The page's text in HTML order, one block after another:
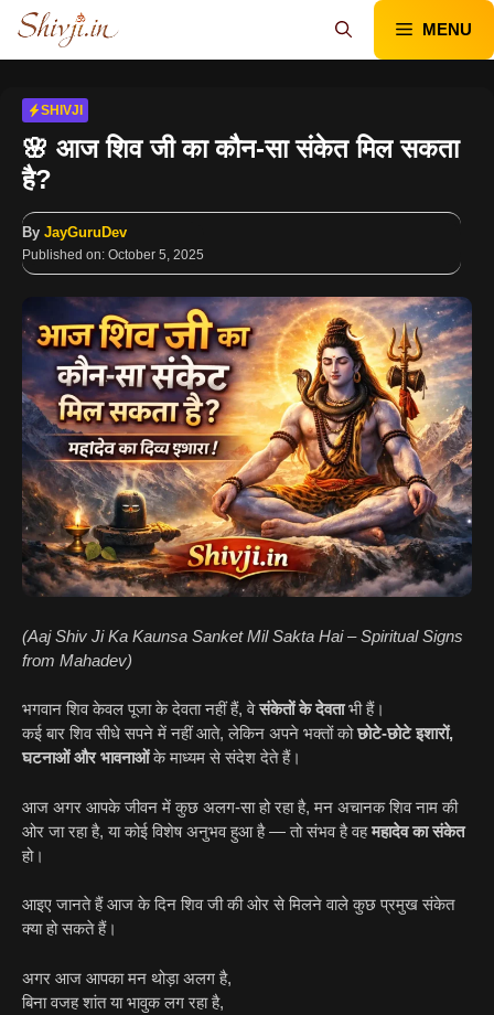
Skip
content
MENU
SHIVJI
🌸 आज शिव जी का कौन-सा संकेत मिल सकता
है?
By JayGuruDev
Published on: October 5, 2025
(Aaj Shiv Ji Ka Kaunsa Sanket Mil Sakta Hai – Spiritual Signs
from Mahadev)
भगवान शिव केवल पूजा के देवता नहीं हैं, वेसंकेतों के देवताभी हैं।
कई बार शिव सीधे सपने में नहीं आते, लेकिन अपने भक्तों कोछोटे-छोटे इशारों,
घटनाओं और भावनाओंके माध्यम से संदेश देते हैं।
आज अगर आपके जीवन में कुछ अलग-सा हो रहा है, मन अचानक शिव नाम की
ओर जा रहा है, या कोई विशेष अनुभव हुआ है — तो संभव है वहमहादेव का संकेत
हो।
आइए जानते हैं आज के दिन शिव जी की ओर से मिलने वाले कुछ प्रमुख संकेत
क्या हो सकते हैं।
अगर आज आपका मन थोड़ा अलग है,
बिना वजह शांत या भावुक लग रहा है,